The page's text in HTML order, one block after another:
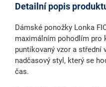
Detailní popis
Dámské ponožky Lonka
maximálním pohodlím pro
puntíkovaný vzor a střední
nadčasový styl, který se
čas.